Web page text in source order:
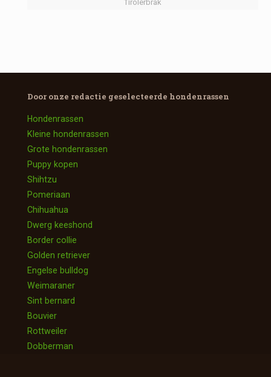
Tirolerbrak
Door onze redactie geselecteerde hondenrassen
Hondenrassen
Kleine hondenrassen
Grote hondenrassen
Puppy kopen
Shihtzu
Pomeriaan
Chihuahua
Dwerg keeshond
Border collie
Golden retriever
Engelse bulldog
Weimaraner
Sint bernard
Bouvier
Rottweiler
Dobberman